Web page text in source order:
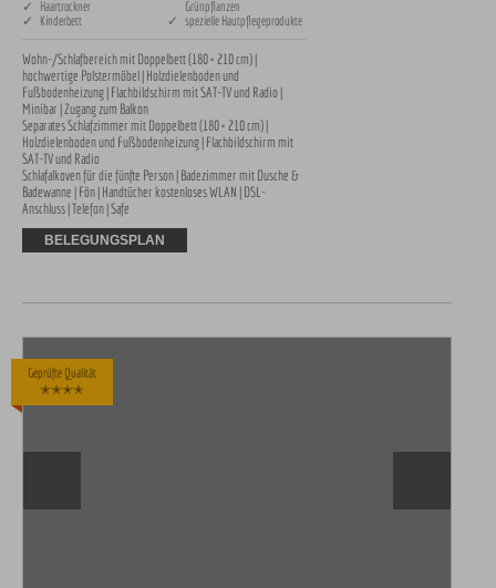
✓ Haartrockner
✓ Kinderbett
Grünpflanzen
✓ spezielle Hautpflegeprodukte
Wohn-/Schlafbereich mit Doppelbett (180 × 210 cm) |
hochwertige Polstermöbel | Holzdielenboden und
Fußbodenheizung | Flachbildschirm mit SAT-TV und Radio |
Minibar | Zugang zum Balkon
Separates Schlafzimmer mit Doppelbett (180 × 210 cm) |
Holzdielenboden und Fußbodenheizung | Flachbildschirm mit
SAT-TV und Radio
Schlafalkoven für die fünfte Person | Badezimmer mit Dusche &
Badewanne | Fön | Handtücher kostenloses WLAN | DSL-
Anschluss | Telefon | Safe
BELEGUNGSPLAN
Geprüfte Qualität
✭✭✭✭